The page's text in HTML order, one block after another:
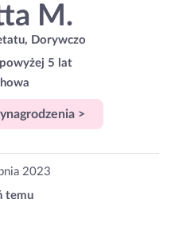
M.
Dorywczo
powyżej 5 lat
>
2023
temu